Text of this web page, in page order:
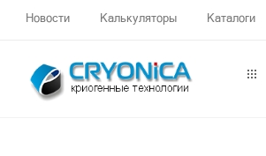
Новости Калькуляторы Каталоги